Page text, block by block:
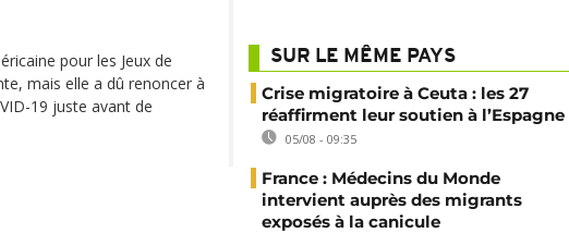
pour les Jeux de
mais elle a dû renoncer à
19 juste avant de
SUR LE MÊME PAYS
Crise migratoire à Ceuta : les 27
réaffirment leur soutien à l’Espagne
05/08 - 09:35
France : Médecins du Monde
intervient auprès des migrants
exposés à la canicule